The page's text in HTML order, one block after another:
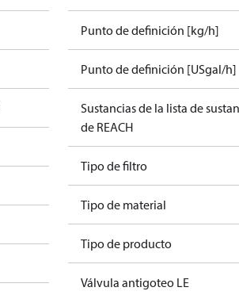
Punto de definición [kg/h]
Punto de definición [USgal/h]
Sustancias de la lista de
de REACH
Tipo de filtro
Tipo de material
Tipo de producto
Válvula antigoteo LE